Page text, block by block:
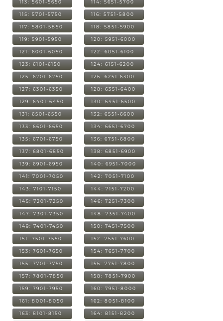
113: 5601-5650 114: 5651-5700
115: 5701-5750 116: 5751-5800
117: 5801-5850 118: 5851-5900
119: 5901-5950 120: 5951-6000
121: 6001-6050 122: 6051-6100
123: 6101-6150 124: 6151-6200
125: 6201-6250 126: 6251-6300
127: 6301-6350 128: 6351-6400
129: 6401-6450 130: 6451-6500
131: 6501-6550 132: 6551-6600
133: 6601-6650 134: 6651-6700
135: 6701-6750 136: 6751-6800
137: 6801-6850 138: 6851-6900
139: 6901-6950 140: 6951-7000
141: 7001-7050 142: 7051-7100
143: 7101-7150 144: 7151-7200
145: 7201-7250 146: 7251-7300
147: 7301-7350 148: 7351-7400
149: 7401-7450 150: 7451-7500
151: 7501-7550 152: 7551-7600
153: 7601-7650 154: 7651-7700
155: 7701-7750 156: 7751-7800
157: 7801-7850 158: 7851-7900
159: 7901-7950 160: 7951-8000
161: 8001-8050 162: 8051-8100
163: 8101-8150 164: 8151-8200